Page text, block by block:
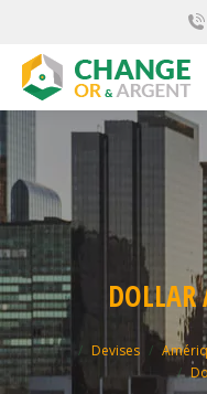
Vous êtes ici :
Devises